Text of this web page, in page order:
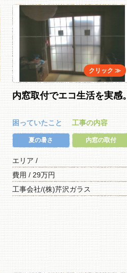
内窓取付でエコ生活を実感。
困っていたこと
夏の暑さ
工事の内容
内窓の取付
エリア /
費用 / 29万円
工事会社/(株)芹沢ガラス